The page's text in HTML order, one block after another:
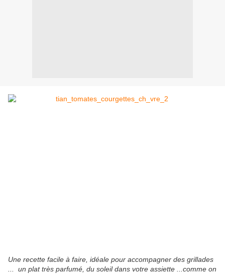
Une recette facile à faire, idéale pour accompagner des grillades
... un plat très parfumé, du soleil dans votre assiette ...comme on